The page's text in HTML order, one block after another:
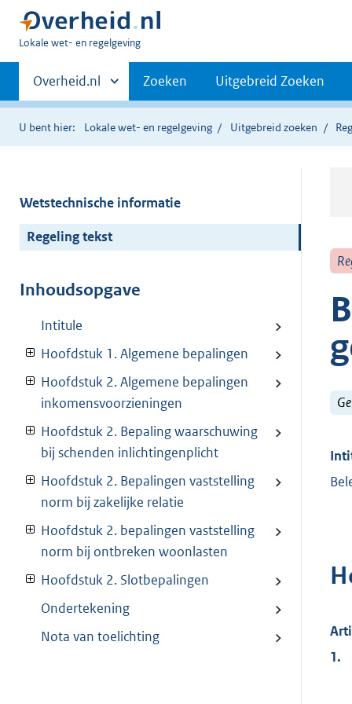
U
hier:
Lokale wet- en regelgeving
Primaire
navigatie
Andere
sites
binnen
Overheid.nl Zoeken Uitgebreid Zoeken
U bent hier: Lokale wet- en regelgeving Uitgebreid zoeken
Wetstechnische informatie
Regeling tekst
Inhoudsopgave
Intitule
Hoofdstuk 1. Algemene bepalingen
Hoofdstuk 2. Algemene bepalingen
inkomensvoorzieningen
Hoofdstuk 2. Bepaling waarschuwing
bij schenden inlichtingenplicht
Hoofdstuk 2. Bepalingen vaststelling
norm bij zakelijke relatie
Hoofdstuk 2. bepalingen vaststelling
norm bij ontbreken woonlasten
Hoofdstuk 2. Slotbepalingen
Ondertekening
Nota van toelichting
1.